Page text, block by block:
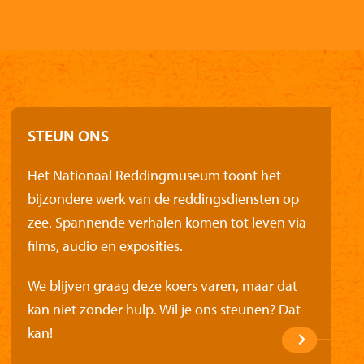
STEUN ONS
Het Nationaal Reddingmuseum toont het
bijzondere werk van de reddingsdiensten op
zee. Spannende verhalen komen tot leven via
films, audio en exposities.
We blijven graag deze koers varen, maar dat
kan niet zonder hulp. Wil je ons steunen? Dat
kan!